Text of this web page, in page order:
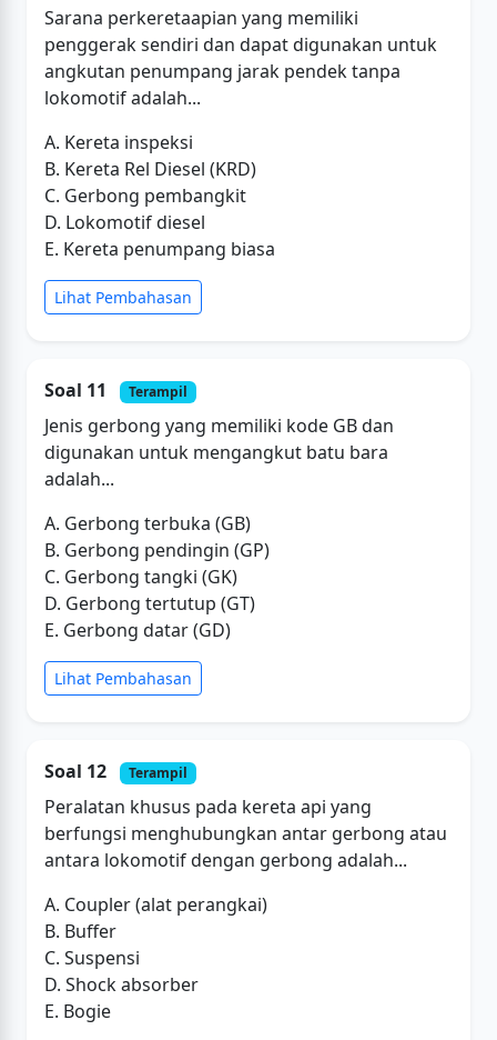
Sarana perkeretaapian yang memiliki
penggerak sendiri dan dapat digunakan untuk
angkutan penumpang jarak pendek tanpa
lokomotif adalah...
A. Kereta inspeksi
B. Kereta Rel Diesel (KRD)
C. Gerbong pembangkit
D. Lokomotif diesel
E. Kereta penumpang biasa
Lihat Pembahasan
Soal 11 Terampil
Jenis gerbong yang memiliki kode GB dan
digunakan untuk mengangkut batu bara
adalah...
A. Gerbong terbuka (GB)
B. Gerbong pendingin (GP)
C. Gerbong tangki (GK)
D. Gerbong tertutup (GT)
E. Gerbong datar (GD)
Lihat Pembahasan
Soal 12 Terampil
Peralatan khusus pada kereta api yang
berfungsi menghubungkan antar gerbong atau
antara lokomotif dengan gerbong adalah...
A. Coupler (alat perangkai)
B. Buffer
C. Suspensi
D. Shock absorber
E. Bogie